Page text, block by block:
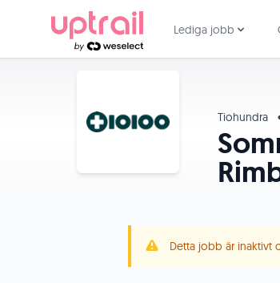
Lediga jobb
Tiohundra
Detta jobb är inaktivt